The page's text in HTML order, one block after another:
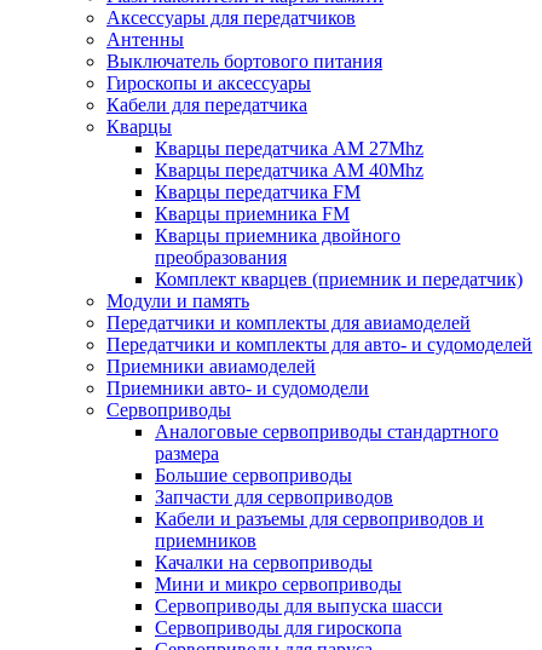
Аксессуары для передатчиков
Антенны
Выключатель бортового питания
Гироскопы и аксессуары
Кабели для передатчика
Кварцы
Кварцы передатчика AM 27Mhz
Кварцы передатчика AM 40Mhz
Кварцы передатчика FM
Кварцы приемника FM
Кварцы приемника двойного
преобразования
Комплект кварцев (приемник и передатчик)
Модули и память
Передатчики и комплекты для авиамоделей
Передатчики и комплекты для авто- и судомоделей
Приемники авиамоделей
Приемники авто- и судомодели
Сервоприводы
Аналоговые сервоприводы стандартного
размера
Большие сервоприводы
Запчасти для сервоприводов
Кабели и разъемы для сервоприводов и
приемников
Качалки на сервоприводы
Мини и микро сервоприводы
Сервоприводы для выпуска шасси
Сервоприводы для гироскопа